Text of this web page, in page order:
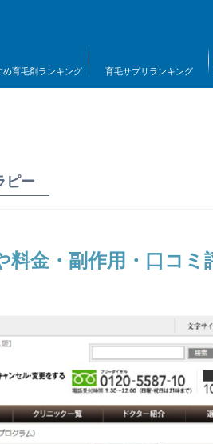
め育毛剤ランキング 育毛サプリランキング
ピー
料金・副作用・口コミ